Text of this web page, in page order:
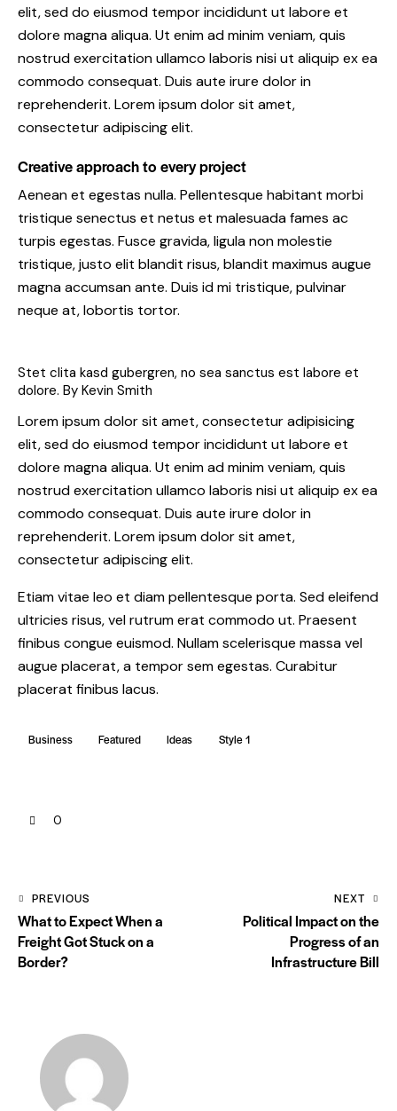
elit, sed do eiusmod tempor incididunt ut labore et
dolore magna aliqua. Ut enim ad minim veniam, quis
nostrud exercitation ullamco laboris nisi ut aliquip ex ea
commodo consequat. Duis aute irure dolor in
reprehenderit. Lorem ipsum dolor sit amet,
consectetur adipiscing elit.
Creative approach to every project
Aenean et egestas nulla. Pellentesque habitant morbi
tristique senectus et netus et malesuada fames ac
turpis egestas. Fusce gravida, ligula non molestie
tristique, justo elit blandit risus, blandit maximus augue
magna accumsan ante. Duis id mi tristique, pulvinar
neque at, lobortis tortor.
Stet clita kasd gubergren, no sea sanctus est labore et
dolore. By Kevin Smith
Lorem ipsum dolor sit amet, consectetur adipisicing
elit, sed do eiusmod tempor incididunt ut labore et
dolore magna aliqua. Ut enim ad minim veniam, quis
nostrud exercitation ullamco laboris nisi ut aliquip ex ea
commodo consequat. Duis aute irure dolor in
reprehenderit. Lorem ipsum dolor sit amet,
consectetur adipiscing elit.
Etiam vitae leo et diam pellentesque porta. Sed eleifend
ultricies risus, vel rutrum erat commodo ut. Praesent
finibus congue euismod. Nullam scelerisque massa vel
augue placerat, a tempor sem egestas. Curabitur
placerat finibus lacus.
Business Featured Ideas Style 1
0
PREVIOUS
What to Expect When a
Freight Got Stuck on a
Border?
NEXT
Political Impact on the
Progress of an
Infrastructure Bill